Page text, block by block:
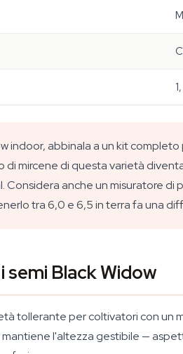
indoor, abbinala a un kit
di mircene di questa varietà
Considera anche un misuratore di
tra 6,0 e 6,5 in terra fa una
semi Black Widow
tollerante per coltivatori con un
mantiene l'altezza gestibile —